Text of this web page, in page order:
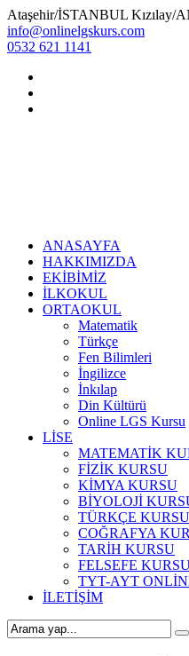
Ataşehir/İSTANBUL Kızılay/
info@onlinelgskurs.com
0532 621 1141
ANASAYFA
HAKKIMIZDA
EKİBİMİZ
İLKOKUL
ORTAOKUL
Matematik
Türkçe
Fen Bilimleri
İngilizce
İnkılap
Din Kültürü
Online LGS Kursu
LİSE
MATEMATİK
FİZİK KURSU
KİMYA KURSU
BİYOLOJİ
TÜRKÇE KURSU
COĞRAFYA
TARİH KURSU
FELSEFE
TYT-AYT
İLETİŞİM